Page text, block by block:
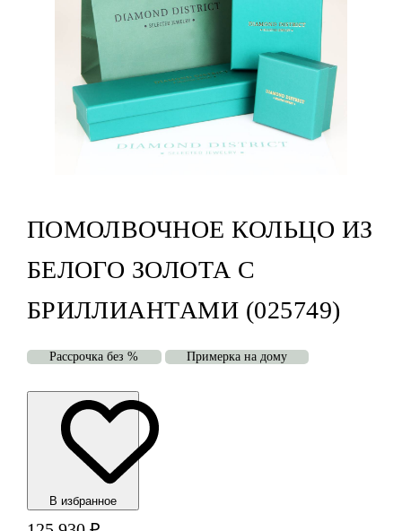
ПОМОЛВОЧНОЕ КОЛЬЦО ИЗ
БЕЛОГО ЗОЛОТА С
БРИЛЛИАНТАМИ (025749)
Рассрочка без % Примерка на дому
В избранноe